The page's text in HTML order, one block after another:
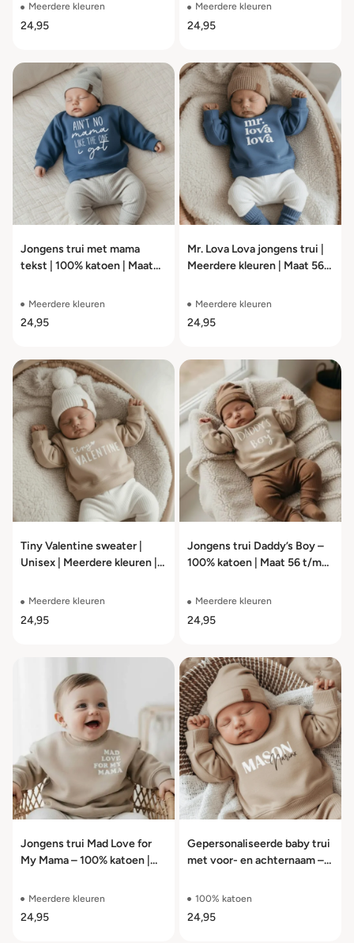
Meerdere kleuren
24,95
Meerdere kleuren
24,95
Jongens trui met mama
tekst | 100% katoen | Maat
Meerdere kleuren
24,95
Mr. Lova Lova jongens trui |
Meerdere kleuren | Maat 56
Meerdere kleuren
24,95
Tiny Valentine sweater |
Unisex | Meerdere kleuren |
Meerdere kleuren
24,95
Jongens trui Daddy’s Boy –
100% katoen | Maat 56 t/m
Meerdere kleuren
24,95
Jongens trui Mad Love for
My Mama – 100% katoen |
Meerdere kleuren
24,95
Gepersonaliseerde baby trui
met voor- en achternaam –
100% katoen
24,95